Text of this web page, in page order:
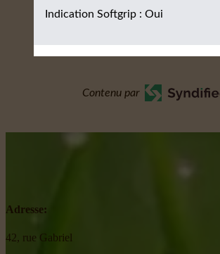
Indication Softgrip : Oui
Contenu par
Adresse:
42, rue Gabriel